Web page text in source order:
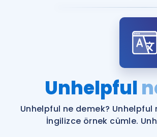
Unhelpful
Unhelpful ne demek?
İngilizce örnek cümle.